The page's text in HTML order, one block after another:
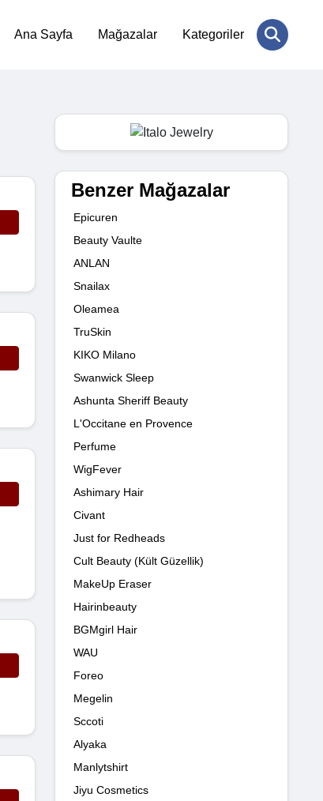
Ana Sayfa Mağazalar Kategoriler
Benzer Mağazalar
Epicuren
Beauty Vaulte
ANLAN
Snailax
Oleamea
TruSkin
KIKO Milano
Swanwick Sleep
Ashunta Sheriff Beauty
L'Occitane en Provence
Perfume
WigFever
Ashimary Hair
Civant
Just for Redheads
Cult Beauty (Kült Güzellik)
MakeUp Eraser
Hairinbeauty
BGMgirl Hair
WAU
Foreo
Megelin
Sccoti
Alyaka
Manlytshirt
Jiyu Cosmetics